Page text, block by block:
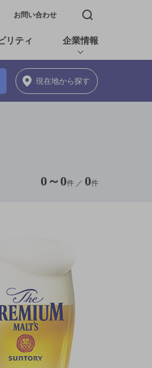
お問い合わせ 検索窓を開く
リティ 企業情報
現在地から探す
0 ～ 0件 ／ 0件